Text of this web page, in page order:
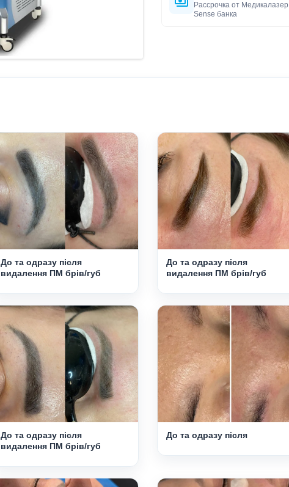
Рассрочка от
Sense банка
До та одразу після
видалення ПМ брів/губ
До та одразу після
видалення ПМ брів/губ
До та одразу після
видалення ПМ брів/губ
До та одразу після